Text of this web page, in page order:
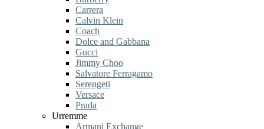
Carrera
Calvin Klein
Coach
Dolce and Gabbana
Gucci
Jimmy Choo
Salvatore Ferragamo
Serengeti
Versace
Prada
Urremme
Armani Exchange